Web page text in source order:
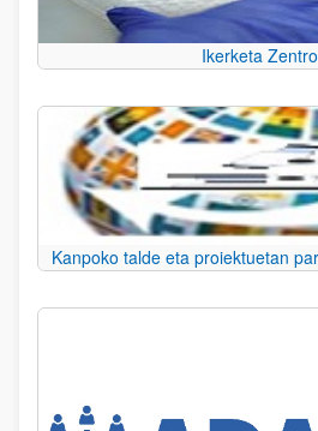
Ikerketa
Kanpoko talde eta proiektuetan